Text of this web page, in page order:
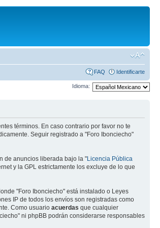
FAQ Identificarte
Idioma:
términos. En caso contrario por favor no te
Seguir registrado a "Foro Ibonciecho"
de anuncios liberada bajo la "Licencia Pública
y la GPL estrictamente los excluye de lo que
"Foro Ibonciecho" está instalado o Leyes
IP de todos los envíos son registradas como
Como usuario acuerdas que cualquier
ni phpBB podrán considerarse responsables